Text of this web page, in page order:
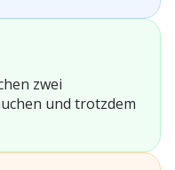
zwei
und trotzdem